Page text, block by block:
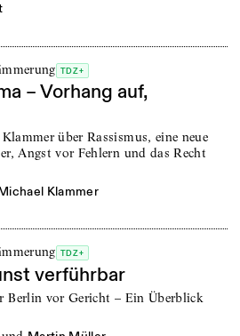
TDZ+
– Vorhang auf,
über Rassismus, eine neue
Angst vor Fehlern und das Recht
Klammer
TDZ+
verführbar
Berlin vor Gericht – Ein Überblick